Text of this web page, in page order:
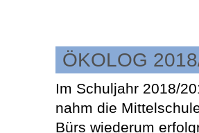
ÖKOLOG
Im Schuljahr 2018/
nahm die
Bürs wiederum